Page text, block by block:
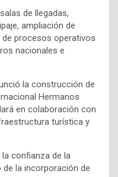
de llegadas,
ampliación de
procesos operativos
nacionales e
la construcción de
Hermanos
en colaboración con
turística y
confianza de la
de la incorporación de